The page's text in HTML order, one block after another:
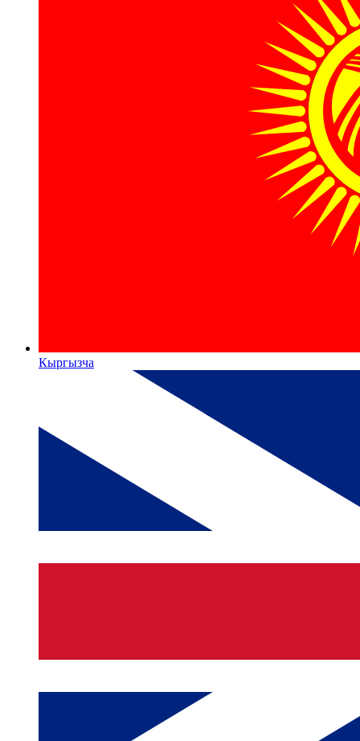
Кыргызча